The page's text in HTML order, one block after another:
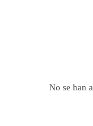
No se han